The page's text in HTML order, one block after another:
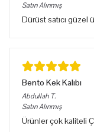
Satın Alınmış
Dürüst satıcı güzel
Bento Kek Kalıbı
Abdullah T.
Satın Alınmış
Ürünler çok kaliteli